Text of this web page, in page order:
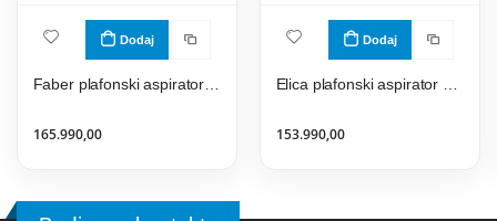
Dodaj
165.990,00
Dodaj
153.990,00